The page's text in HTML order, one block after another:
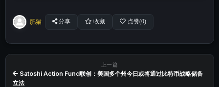
肥猫 分享 收藏 点赞(0)
上一篇
Satoshi Action Fund联创：美国多个州今日或将通过比特币战略储备
立法